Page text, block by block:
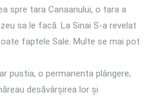
spre tara Canaanului, o tara a
sa le facă. La Sinai S-a revelat
faptele Sale. Multe se mai pot
pustia, o permanenta plângere,
desăvârșirea lor și